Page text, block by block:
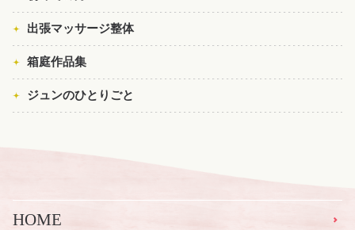
出張マッサージ整体
箱庭作品集
ジュンのひとりごと
HOME